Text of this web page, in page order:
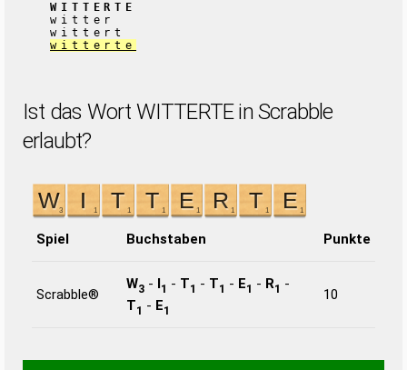
WITTERTE
witter
wittert
witterte
Ist das Wort WITTERTE in Scrabble
erlaubt?
Spiel Buchstaben Punkte
Scrabble®
W3 - I1 - T1 - T1 - E1 - R1 -
T1 - E1
10